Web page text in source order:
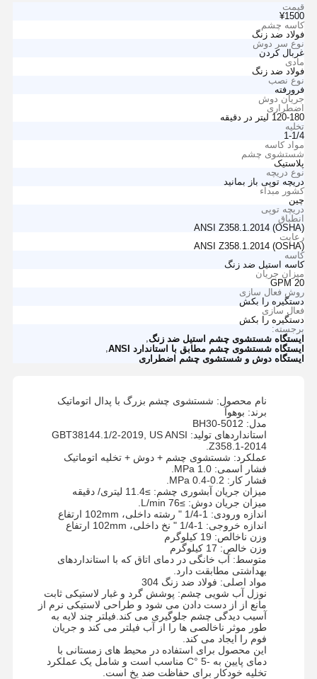
قیمت
¥1500
کاسه چشم
فولاد ضد زنگ
نوع سر دوش
غربال کردن
مادی
فولاد ضد زنگ
نوع نصب
فرورفته
جریان دوش
اضطراری
120-180 لیتر در دقیقه
تخلیه
1-1/4
مواد کاسه
شستشوی چشم
پلاستیک
نوع دریچه
دریچه توپی باز بمانید
کشور مبداء
چین
دریچه توپی
انطباق
ANSI Z358.1.2014 (OSHA)
رعایت
ANSI Z358.1.2014 (OSHA)
کاسه
کاسه استیل ضد زنگ
میزان جریان
20 GPM
روش فعال سازی
دستگیره را بکش
فعال سازی
دستگیره را بکش
برجسته:
ایستگاه شستشوی چشم استیل ضد زنگ,
ایستگاه شستشوی چشم مطابق با استاندارد ANSI
ایستگاه دوش و شستشوی چشم اضطراری
نام محصول: شستشوی چشم بزرگ با پدال اتوماتیک
برند: بوهوآ
مدل: BH30-5012
استانداردهای تولید: GBT38144.1/2-2019, US ANSI
Z358.1-2014.
عملکرد: شستشوی چشم + دوش + تخلیه اتوماتیک
فشار اسمی: 1.0 MPa.
فشار کار: 0.2-0.4 MPa.
میزان جریان آبشوری چشم: ≥11.4 لیتری/ دقیقه
میزان جریان دوش: ≥76 L/min.
اندازه ورودی: 1-1/4 " رشته داخلی، 102mm ارتفاع
اندازه خروجی: 1-1/4 " نخ داخلی، 102mm ارتفاع
وزن ناخالص: 19 کیلوگرم
وزن خالص: 17 کیلوگرم
متوسط: آب خانگی در دمای اتاق که با استانداردهای
بهداشتی مطابقت دارد.
مواد اصلی: فولاد ضد زنگ 304
نوزل آب شویی چشم: پوشش گرد و غبار لاستیکی ثابت
مانع از از دست دادن می شود و طراحی لاستیکی نرم از
آسیب دیدگی چشم جلوگیری می کند. فیلتر چند لایه به
طور موثر ناخالصی ها را از آب فیلتر می کند و جریان
فوم را ایجاد می کند.
این محصول برای استفاده در محیط های زمستانی با
دمای پایین به -5 °C مناسب است و شامل یک عملکرد
تخلیه خودکار برای حفاظت ضد یخ است.